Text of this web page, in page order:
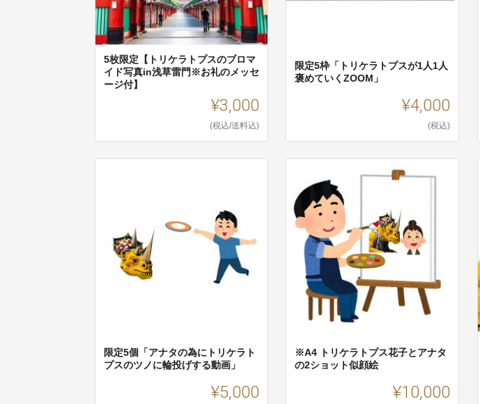
5枚限定【トリケラトプスのブロマ
イド写真in浅草雷門※お礼のメッセ
ージ付】
¥3,000
(税込/送料込)
限定5枠「トリケラトプスが1人1人
褒めていくZOOM」
¥4,000
(税込)
限定5個「アナタの為にトリケラト
プスのツノに輪投げする動画」
¥5,000
※A4 トリケラトプス花子とアナタ
の2ショット似顔絵
¥10,000